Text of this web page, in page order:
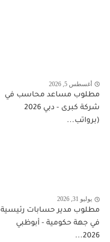
أغسطس 5, 2026
مطلوب مساعد محاسب في
شركة كبرى - دبي 2026
(برواتب...
يوليو 31, 2026
مطلوب مدير حسابات رئيسية
في جهة حكومية - أبوظبي
2026...